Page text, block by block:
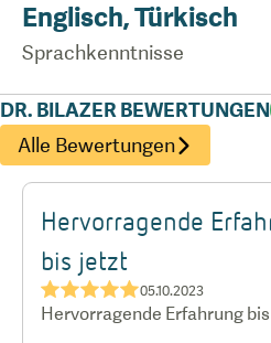
Englisch, Türkisch
Sprachkenntnisse
DR. BILAZER BEWERTUNGEN
Alle Bewertungen
Hervorragende
bis jetzt
★★★★★05.10.2023
Hervorragende Erfahrung